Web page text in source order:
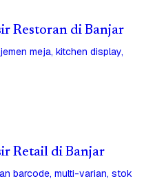
Restoran di Banjar
meja, kitchen display,
Retail di Banjar
barcode, multi-varian, stok